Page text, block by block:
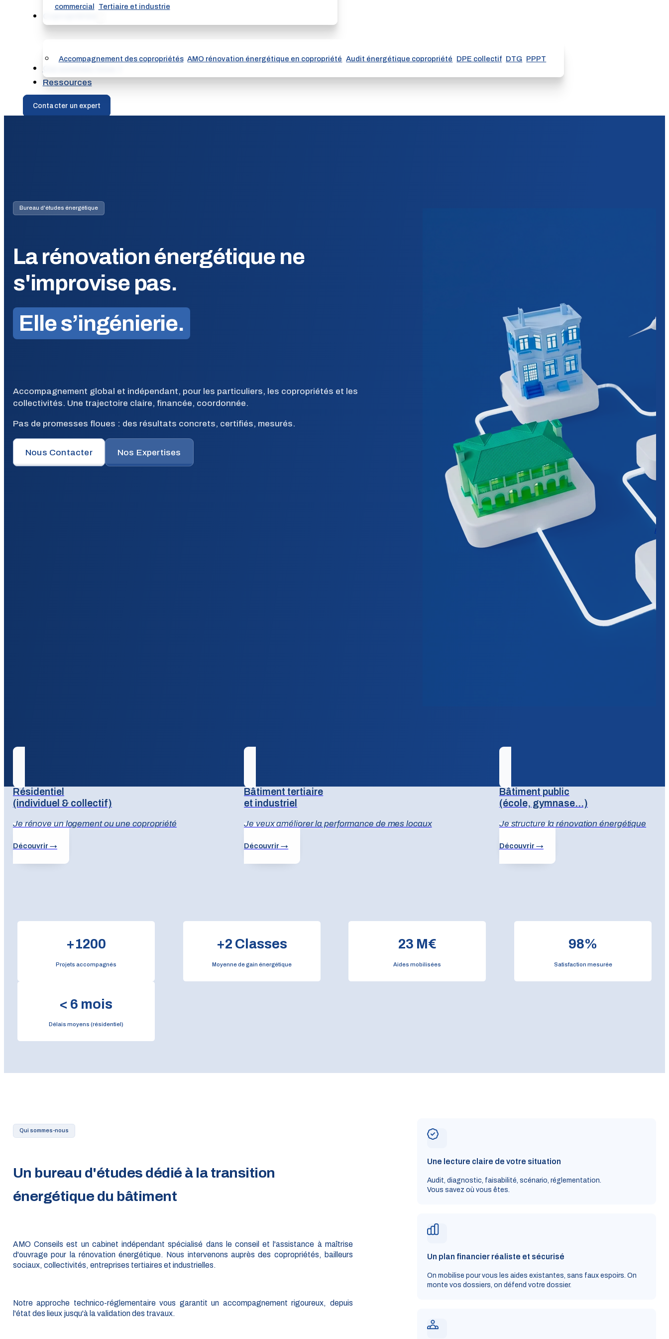
commercial Tertiaire et industrie
Accompagnement des copropriétés AMO rénovation énergétique en copropriété Audit énergétique copropriété DPE collectif DTG PPPT
Ressources
Contacter un expert
Bureau d'études énergétique
La rénovation énergétique ne
s'improvise pas.
Elle s’ingénierie.
Accompagnement global et indépendant, pour les particuliers, les copropriétés et les
collectivités. Une trajectoire claire, financée, coordonnée.
Pas de promesses floues : des résultats concrets, certifiés, mesurés.
Nous Contacter Nos Expertises
Un accompagnement adapté à votre bâtiment
Résidentiel
(individuel & collectif)
Je rénove un logement ou une copropriété
Découvrir →
Bâtiment tertiaire
et industriel
Je veux améliorer la performance de mes locaux
Découvrir →
Bâtiment public
(école, gymnase...)
Je structure la rénovation énergétique
Découvrir →
+1200
Projets accompagnés
+2Classes
Moyenne de gain énergétique
23M€
Aides mobilisées
98%
Satisfaction mesurée
<6mois
Délais moyens (résidentiel)
Qui sommes-nous
Un bureau d'études dédié à la transition
énergétique du bâtiment
AMO Conseils est un cabinet indépendant spécialisé dans le conseil et l'assistance à maîtrise
d'ouvrage pour la rénovation énergétique. Nous intervenons auprès des copropriétés, bailleurs
sociaux, collectivités, entreprises tertiaires et industrielles.
Notre approche technico-réglementaire vous garantit un accompagnement rigoureux, depuis
l'état des lieux jusqu'à la validation des travaux.
Une lecture claire de votre situation
Audit, diagnostic, faisabilité, scénario, réglementation.
Vous savez où vous êtes.
Un plan financier réaliste et sécurisé
On mobilise pour vous les aides existantes, sans faux espoirs. On
monte vos dossiers, on défend votre dossier.